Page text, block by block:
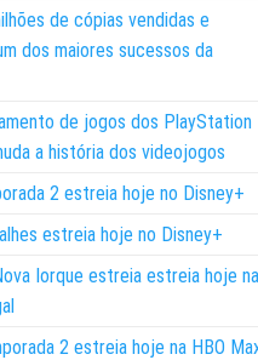
de cópias vendidas e
dos maiores sucessos da
de jogos dos PlayStation
a história dos videojogos
2 estreia hoje no Disney+
estreia hoje no Disney+
Iorque estreia estreia hoje na
2 estreia hoje na HBO